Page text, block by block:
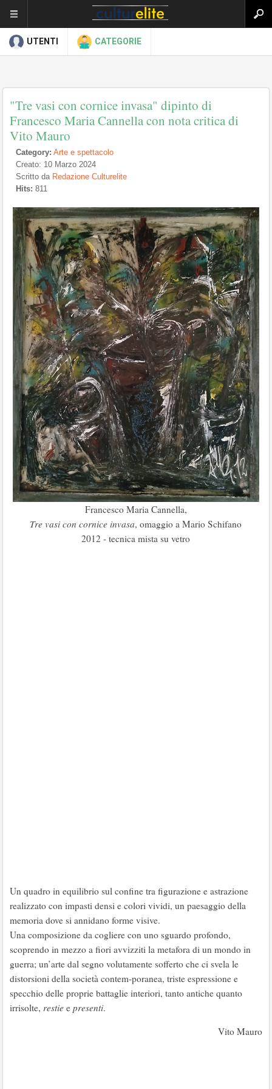
UTENTI CATEGORIE
"Tre vasi con cornice invasa" dipinto di
Francesco Maria Cannella con nota critica di
Vito Mauro
Category: Arte e spettacolo
Creato: 10 Marzo 2024
Scritto da Redazione Culturelite
Hits: 811
Francesco Maria Cannella,
Tre vasi con cornice invasa, omaggio a Mario Schifano
2012 - tecnica mista su vetro
Un quadro in equilibrio sul confine tra figurazione e astrazione
realizzato con impasti densi e colori vividi, un paesaggio della
memoria dove si annidano forme visive.
Una composizione da cogliere con uno sguardo profondo,
scoprendo in mezzo a fiori avvizziti la metafora di un mondo in
guerra; un’arte dal segno volutamente sofferto che ci svela le
distorsioni della società contem-poranea, triste espressione e
specchio delle proprie battaglie interiori, tanto antiche quanto
irrisolte, restie e presenti.
Vito Mauro